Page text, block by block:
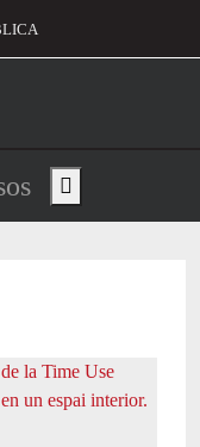
d'usuari
de
Show main menu